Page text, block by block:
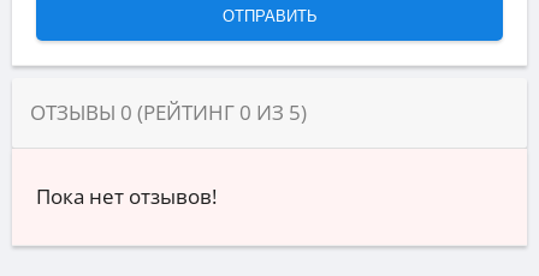
ОТЗЫВЫ 0 (РЕЙТИНГ 0 ИЗ 5)
Пока нет отзывов!